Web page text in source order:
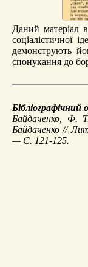
Даний матеріал
соціалістичної
демонструють
спонукання до
Бібліографічний
Байдаченко, Ф.
Байдаченко //
— С. 121-125.